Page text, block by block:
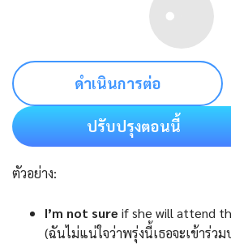
ดำเนินการต่อ
ปรับปรุงตอนนี้
ตัวอย่าง:
I’m not sure if she will attend
(ฉันไม่แน่ใจว่าพรุ่งนี้เธอจะเข้าร่ว